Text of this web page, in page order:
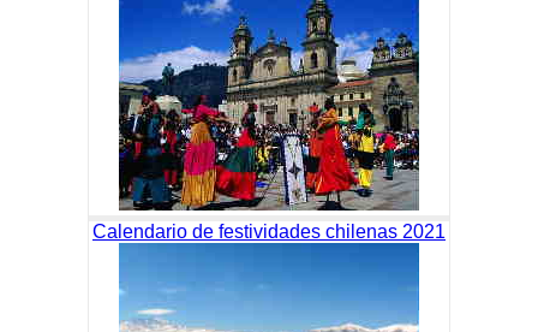
Calendario de festividades chilenas 2021